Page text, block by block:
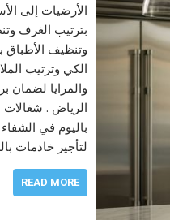
الأرضيات إلى
بترتيب الغرف
وتنظيف الأطباق
الكي وترتيب
والمرايا لضمان
باليوم في
لتأجير خادمات
READ MORE